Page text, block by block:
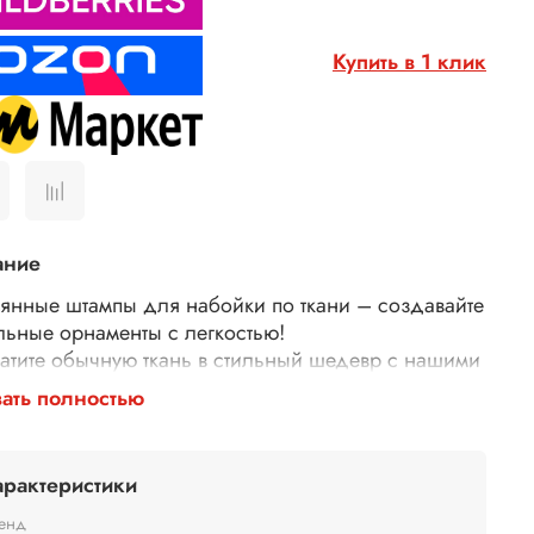
Купить в 1 клик
штампы для набойки по ткани – создавайте
орнаменты с легкостью!
обычную ткань в стильный шедевр с нашими
штампами для набойки! Идеально
для декора одежды, текстиля, сумок,
выбирают наши штампы?
– изготовлены из дерева.
оттиск – резные узоры и орнаменты гарантируют
полностью